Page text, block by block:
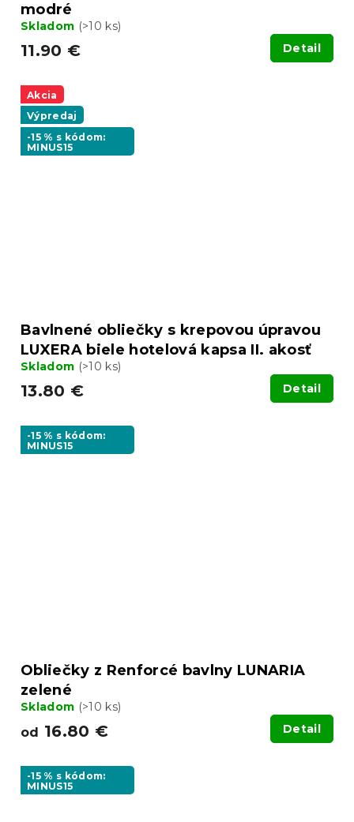
modré
Skladom (>10 ks)
11.90 € Detail
Akcia
Výpredaj
-15 % s kódom:
MINUS15
Bavlnené obliečky s krepovou úpravou
LUXERA biele hotelová kapsa II. akosť
Skladom (>10 ks)
13.80 € Detail
-15 % s kódom:
MINUS15
Obliečky z Renforcé bavlny LUNARIA
zelené
Skladom (>10 ks)
od 16.80 € Detail
-15 % s kódom:
MINUS15